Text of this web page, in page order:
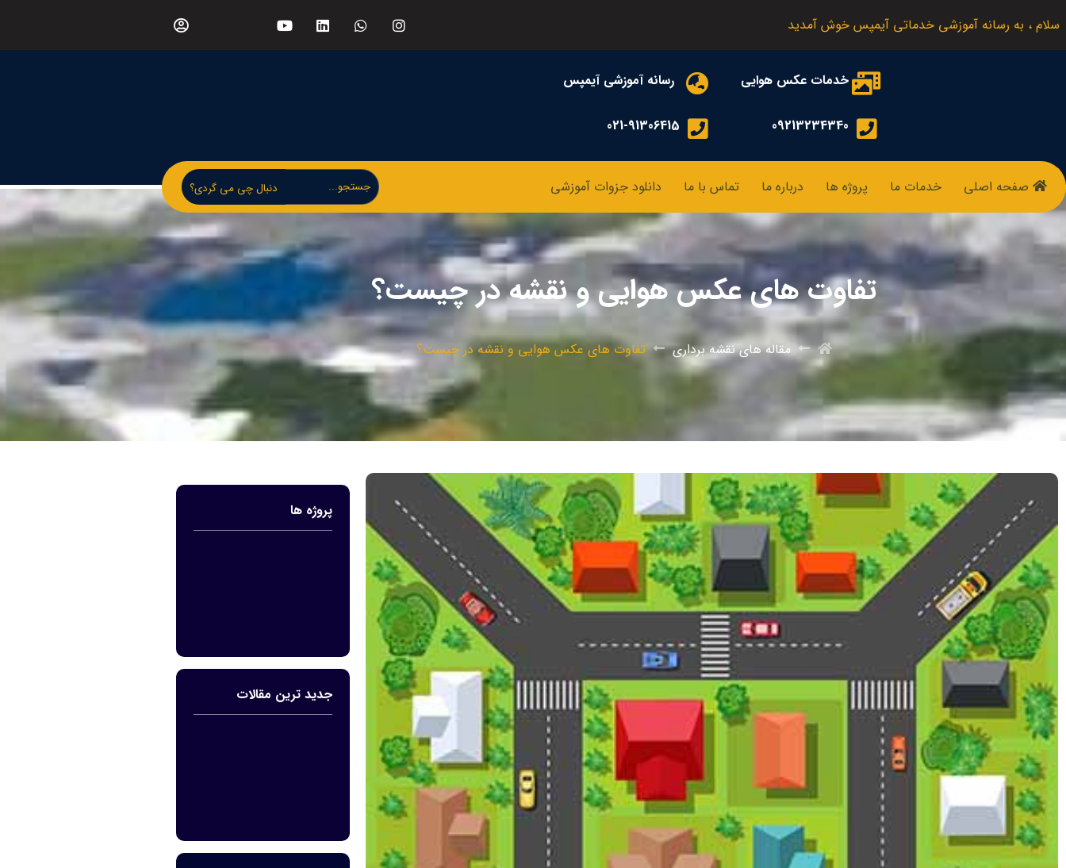
سلام ، به رسانه آموزشی خدماتی آیمپس خوش آمدید
خدمات عکس هوایی
09213234340
رسانه آموزشی آیمپس
021-91306415
صفحه اصلی خدمات ما پروژه ها درباره ما تماس با ما دانلود جزوات آموزشی دنبال چی می گردی؟
تفاوت های عکس هوایی و نقشه در چیست؟
مقاله های نقشه برداری تفاوت های عکس هوایی و نقشه در چیست؟
پروژه ها
جدید ترین مقالات